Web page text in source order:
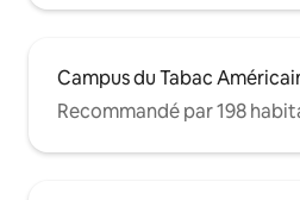
Campus du Tabac
Recommandé par 198